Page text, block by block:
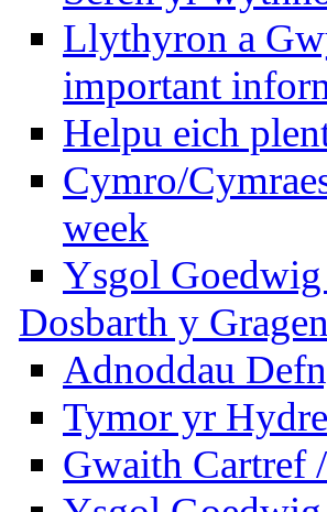
Llythyron a
important
Helpu eich
Cymro/
week
Ysgol
Dosbarth y
Adnoddau
Tymor yr
Gwaith Cartref